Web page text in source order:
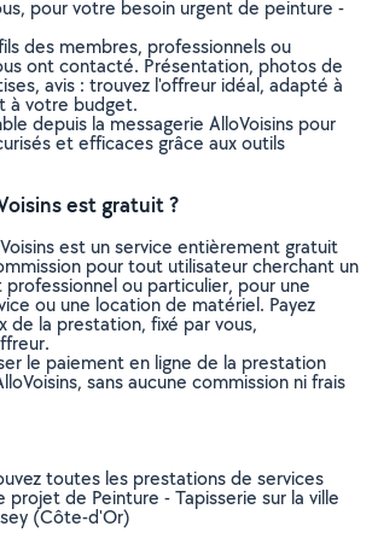
pour votre besoin urgent de peinture -
des membres, professionnels ou
ont contacté. Présentation, photos de
avis : trouvez l'offreur idéal, adapté à
à votre budget.
depuis la messagerie AlloVoisins pour
et efficaces grâce aux outils
est gratuit ?
est un service entièrement gratuit
pour tout utilisateur cherchant un
professionnel ou particulier, pour une
ou une location de matériel. Payez
de la prestation, fixé par vous,
le paiement en ligne de la prestation
sans aucune commission ni frais
toutes les prestations de services
projet de Peinture - Tapisserie sur la ville
(Côte-d'Or)